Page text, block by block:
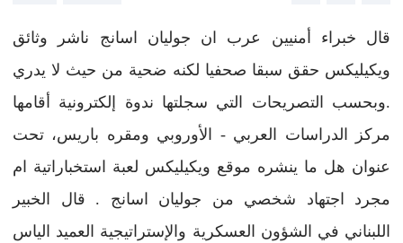
قال خبراء أمنيين عرب ان جوليان اسانج ناشر وثائق
ويكيليكس حقق سبقا صحفيا لكنه ضحية من حيث لا يدري
.وبحسب التصريحات التي سجلتها ندوة إلكترونية أقامها
مركز الدراسات العربي - الأوروبي ومقره باريس، تحت
عنوان هل ما ينشره موقع ويكيليكس لعبة استخباراتية ام
مجرد اجتهاد شخصي من جوليان اسانج . قال الخبير
اللبناني في الشؤون العسكرية والإستراتيجية العميد الياس